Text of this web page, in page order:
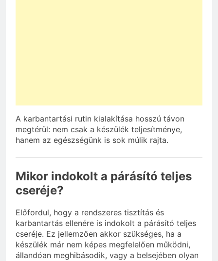
A karbantartási rutin kialakítása hosszú távon
megtérül: nem csak a készülék teljesítménye,
hanem az egészségünk is sok múlik rajta.
Mikor indokolt a párásító teljes
cseréje?
Előfordul, hogy a rendszeres tisztítás és
karbantartás ellenére is indokolt a párásító teljes
cseréje. Ez jellemzően akkor szükséges, ha a
készülék már nem képes megfelelően működni,
állandóan meghibásodik, vagy a belsejében olyan